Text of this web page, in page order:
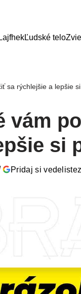
LajfhekĽudské telo
sa rýchlejšie a lepšie
vám
si
Pridaj si